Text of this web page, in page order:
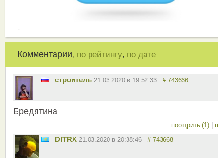
Комментарии, по рейтингу, по дате
строитель 21.03.2020 в 19:52:33 # 743666
Бредятина
поощрить (1)
DITRX 21.03.2020 в 20:38:46 # 743668